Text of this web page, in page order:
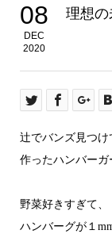
08
DEC
2020
理想の
辻でバンズ見つけ
作ったハンバーガ
野菜好きすぎて、
ハンバーグが１